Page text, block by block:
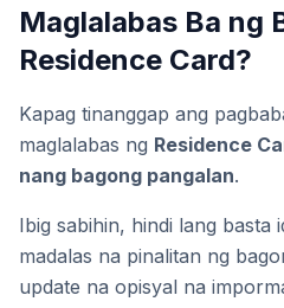
Maglalabas Ba ng
Residence Card?
Kapag tinanggap ang
maglalabas ng Residence
nang bagong pangalan.
Ibig sabihin, hindi lang basta
madalas na pinalitan ng
update na opisyal na